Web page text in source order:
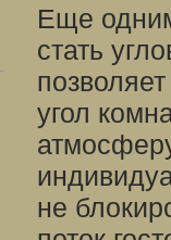
Еще
стать
угол
не